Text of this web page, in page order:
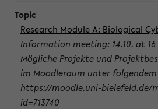
Research Module A: Biological
Information meeting: 14.10. at 16
Mögliche Projekte und
im Moodleraum unter
https://moodle.uni-bielefeld.de/
id=713740